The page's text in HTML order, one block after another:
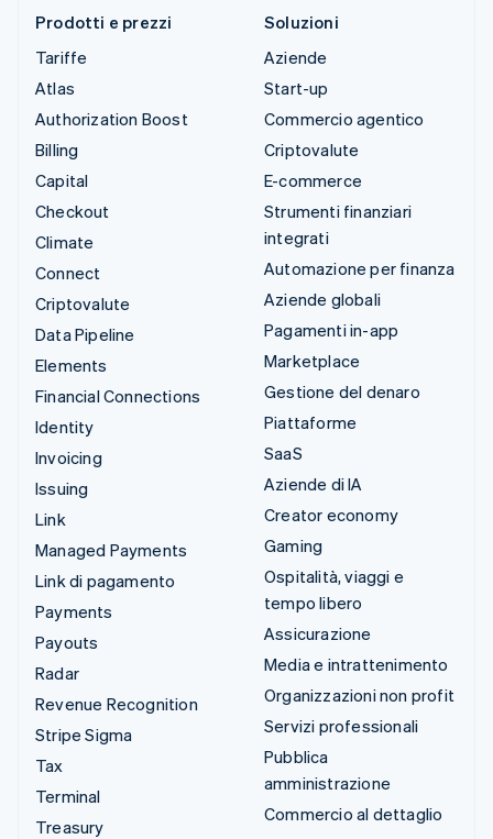
Prodotti e prezzi
Tariffe
Atlas
Authorization Boost
Billing
Capital
Checkout
Climate
Connect
Criptovalute
Data Pipeline
Elements
Financial Connections
Identity
Invoicing
Issuing
Link
Managed Payments
Link di pagamento
Payments
Payouts
Radar
Revenue Recognition
Stripe Sigma
Tax
Terminal
Treasury
Soluzioni
Aziende
Start-up
Commercio agentico
Criptovalute
E-commerce
Strumenti finanziari
integrati
Automazione per finanza
Aziende globali
Pagamenti in-app
Marketplace
Gestione del denaro
Piattaforme
SaaS
Aziende di IA
Creator economy
Gaming
Ospitalità, viaggi e
tempo libero
Assicurazione
Media e intrattenimento
Organizzazioni non profit
Servizi professionali
Pubblica
amministrazione
Commercio al dettaglio